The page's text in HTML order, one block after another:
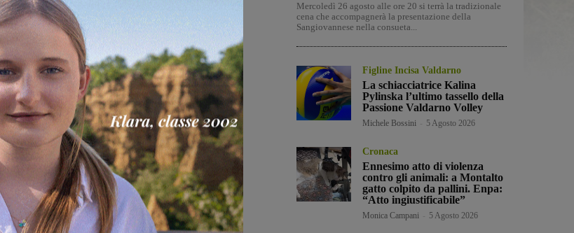
Mercoledì 26 agosto alle ore 20 si terrà la tradizionale
cena che accompagnerà la presentazione della
Sangiovannese nella consueta...
Figline Incisa Valdarno
La schiacciatrice Kalina
Pylinska l’ultimo tassello della
Passione Valdarno Volley
Michele Bossini 5 Agosto 2026
Cronaca
Ennesimo atto di violenza
contro gli animali: a Montalto
gatto colpito da pallini. Enpa:
“Atto ingiustificabile”
Monica Campani 5 Agosto 2026